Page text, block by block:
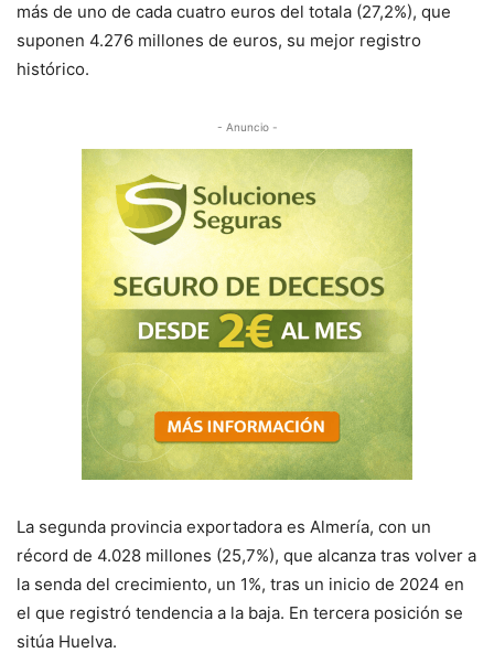
más de uno de cada cuatro euros del totala (27,2%), que
suponen 4.276 millones de euros, su mejor registro
histórico.
- Anuncio -
La segunda provincia exportadora es Almería, con un
récord de 4.028 millones (25,7%), que alcanza tras volver a
la senda del crecimiento, un 1%, tras un inicio de 2024 en
el que registró tendencia a la baja. En tercera posición se
sitúa Huelva.